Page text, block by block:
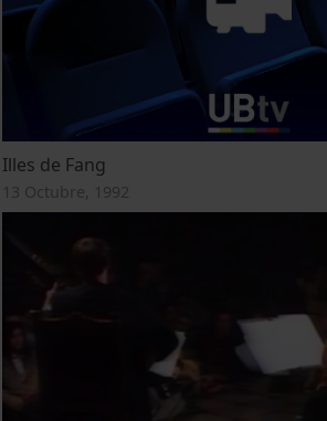
Illes de Fang
13 Octubre, 1992